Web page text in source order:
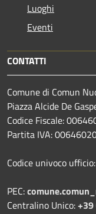
Luoghi
Eventi
CONTATTI
Comune di Comun
Piazza Alcide De
Codice Fiscale:
Partita IVA:
Codice univoco
PEC:
Centralino Unico: